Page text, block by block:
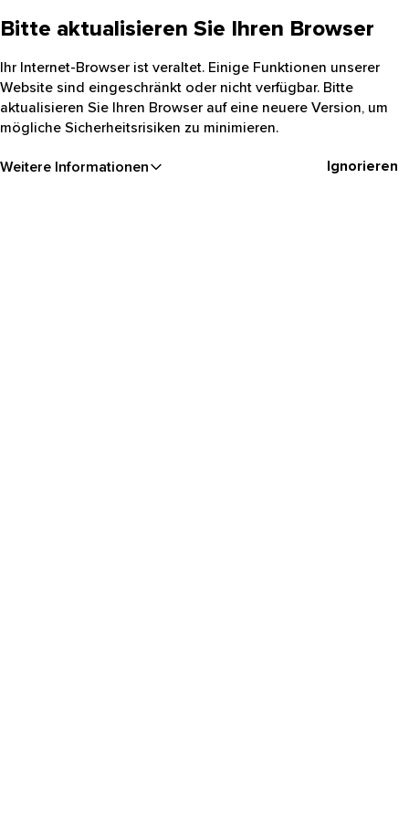
Bitte aktualisieren Sie Ihren Browser
Ihr Internet-Browser ist veraltet. Einige Funktionen unserer
Website sind eingeschränkt oder nicht verfügbar. Bitte
aktualisieren Sie Ihren Browser auf eine neuere Version, um
mögliche Sicherheitsrisiken zu minimieren.
Weitere Informationen Ignorieren